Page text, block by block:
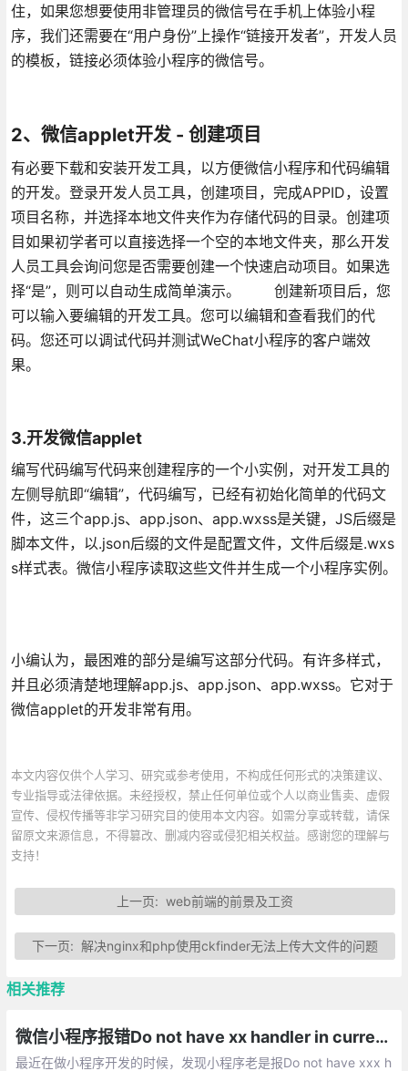
住，如果您想要使用非管理员的微信号在手机上体验小程
序，我们还需要在“用户身份”上操作“链接开发者”，开发人员
的模板，链接必须体验小程序的微信号。
2、微信applet开发 - 创建项目
有必要下载和安装开发工具，以方便微信小程序和代码编辑
的开发。登录开发人员工具，创建项目，完成APPID，设置
项目名称，并选择本地文件夹作为存储代码的目录。创建项
目如果初学者可以直接选择一个空的本地文件夹，那么开发
人员工具会询问您是否需要创建一个快速启动项目。如果选
择“是”，则可以自动生成简单演示。 创建新项目后，您
可以输入要编辑的开发工具。您可以编辑和查看我们的代
码。您还可以调试代码并测试WeChat小程序的客户端效
果。
3.开发微信applet
编写代码编写代码来创建程序的一个小实例，对开发工具的
左侧导航即“编辑”，代码编写，已经有初始化简单的代码文
件，这三个app.js、app.json、app.wxss是关键，JS后缀是
脚本文件，以.json后缀的文件是配置文件，文件后缀是.wxs
s样式表。微信小程序读取这些文件并生成一个小程序实例。
小编认为，最困难的部分是编写这部分代码。有许多样式，
并且必须清楚地理解app.js、app.json、app.wxss。它对于
微信applet的开发非常有用。
本文内容仅供个人学习、研究或参考使用，不构成任何形式的决策建议、
专业指导或法律依据。未经授权，禁止任何单位或个人以商业售卖、虚假
宣传、侵权传播等非学习研究目的使用本文内容。如需分享或转载，请保
留原文来源信息，不得篡改、删减内容或侵犯相关权益。感谢您的理解与
支持！
上一页: web前端的前景及工资
下一页: 解决nginx和php使用ckfinder无法上传大文件的问题
相关推荐
微信小程序报错Do not have xx handler in current page的解决方法总汇
最近在做小程序开发的时候，发现小程序老是报Do not have xxx h